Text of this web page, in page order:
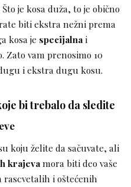
je kosa duža, to je obično
biti ekstra nežni prema
kosa je specijalna i
Zato vam prenosimo 10
i ekstra dugu kosu.
bi trebalo da sledite
koju želite da sačuvate, ali
krajevamora biti deo vaše
rascvetalih i oštećenih